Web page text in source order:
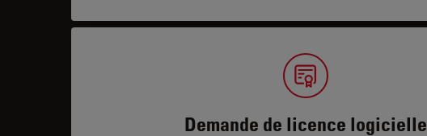
Demande de licence logicielle